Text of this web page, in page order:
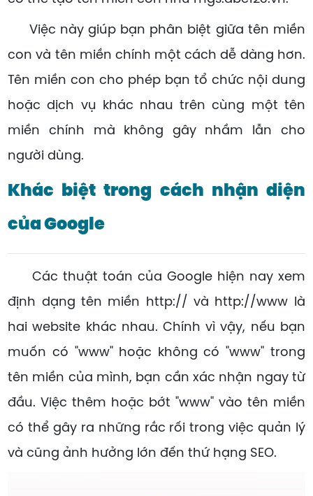
Việc này giúp bạn phân biệt giữa tên miền
con và tên miền chính một cách dễ dàng hơn.
Tên miền con cho phép bạn tổ chức nội dung
hoặc dịch vụ khác nhau trên cùng một tên
miền chính mà không gây nhầm lẫn cho
người dùng.
Khác biệt trong cách nhận diện
của Google
Các thuật toán của Google hiện nay xem
định dạng tên miền http:// và http://www là
hai website khác nhau. Chính vì vậy, nếu bạn
muốn có "www" hoặc không có "www" trong
tên miền của mình, bạn cần xác nhận ngay từ
đầu. Việc thêm hoặc bớt "www" vào tên miền
có thể gây ra những rắc rối trong việc quản lý
và cũng ảnh hưởng lớn đến thứ hạng SEO.